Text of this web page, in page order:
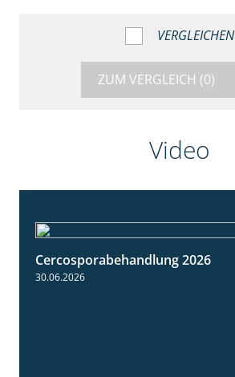
VERGLEICHEN
ZUM VERGLEICH (0)
Video
Cercosporabehandlung 2026
30.06.2026